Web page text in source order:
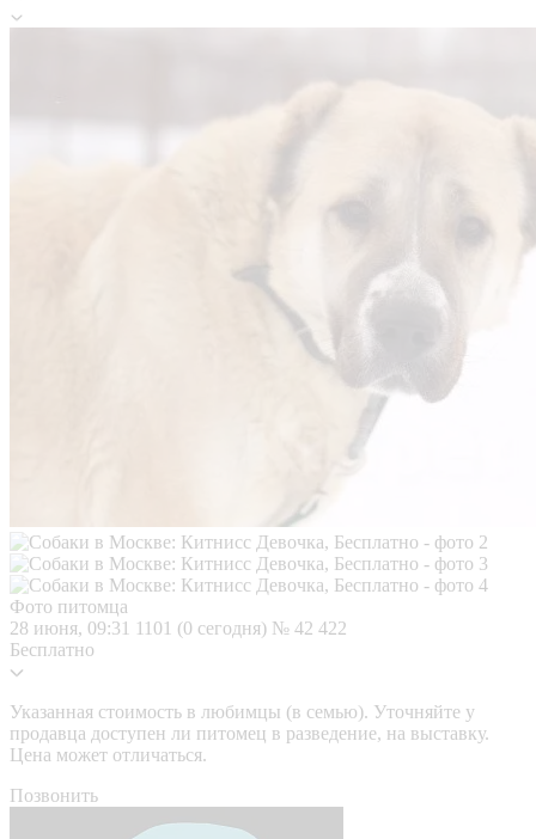
Фото питомца
28 июня, 09:31 1101 (0 сегодня) № 42 422
Бесплатно
Указанная стоимость в любимцы (в семью). Уточняйте у
продавца доступен ли питомец в разведение, на выставку.
Цена может отличаться.
Позвонить